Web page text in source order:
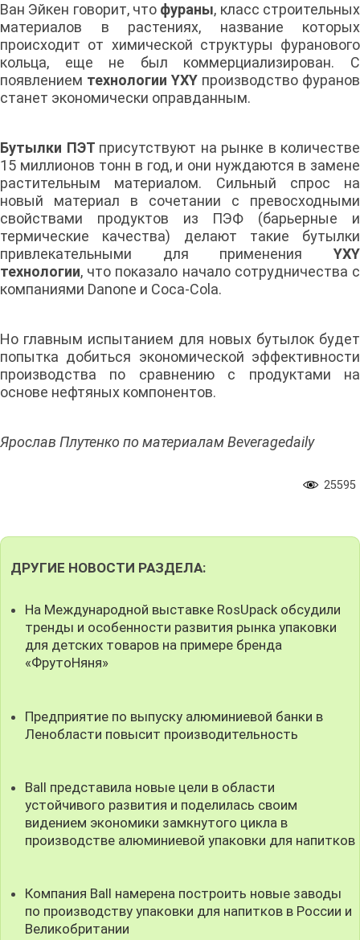
Ван Эйкен говорит, что фураны, класс строительных
материалов в растениях, название которых
происходит от химической структуры фуранового
кольца, еще не был коммерциализирован. С
появлением технологии YXY производство фуранов
станет экономически оправданным.
Бутылки ПЭТ присутствуют на рынке в количестве
15 миллионов тонн в год, и они нуждаются в замене
растительным материалом. Сильный спрос на
новый материал в сочетании с превосходными
свойствами продуктов из ПЭФ (барьерные и
термические качества) делают такие бутылки
привлекательными для применения YXY
технологии, что показало начало сотрудничества с
компаниями Danone и Coca-Cola.
Но главным испытанием для новых бутылок будет
попытка добиться экономической эффективности
производства по сравнению с продуктами на
основе нефтяных компонентов.
Ярослав Плутенко по материалам Beveragedaily
25595
ДРУГИЕ НОВОСТИ РАЗДЕЛА:
На Международной выставке RosUpack обсудили
тренды и особенности развития рынка упаковки
для детских товаров на примере бренда
«ФрутоНяня»
Предприятие по выпуску алюминиевой банки в
Ленобласти повысит производительность
Ball представила новые цели в области
устойчивого развития и поделилась своим
видением экономики замкнутого цикла в
производстве алюминиевой упаковки для напитков
Компания Ball намерена построить новые заводы
по производству упаковки для напитков в России и
Великобритании